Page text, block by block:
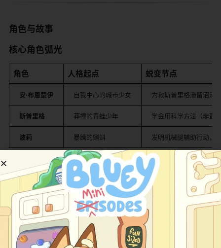
​角色与故事​
​核心角色弧光​
​角色​ ​人格起点​ ​蜕变节点​
​安·布恩楚伊​ 自我中心的城市少女 为救斯普里格滞留沼泽
​斯普里格​ 莽撞的青蛙少年 学会用科学方法（非蛮
​波莉​ 暴躁的蝌蚪 发明机械腿辅助行动，
​叙事母题创新​
​归家即远征​ ​：
安的寻家之旅逐步揭示音乐盒为“跨维度生态平衡器”，
归途需修复人类与沼泽的裂痕；
​反派哲学深度​
最终BOSS“核心之王”实为沼泽意识集合体，其灭世行